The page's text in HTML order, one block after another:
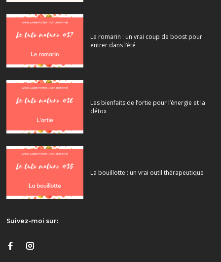
Le romarin : un vrai coup de boost pour
entrer dans l’été
Les bienfaits de l’ortie pour l’énergie et la
détox
La bouillotte : un vrai outil thérapeutique
Suivez-moi sur: